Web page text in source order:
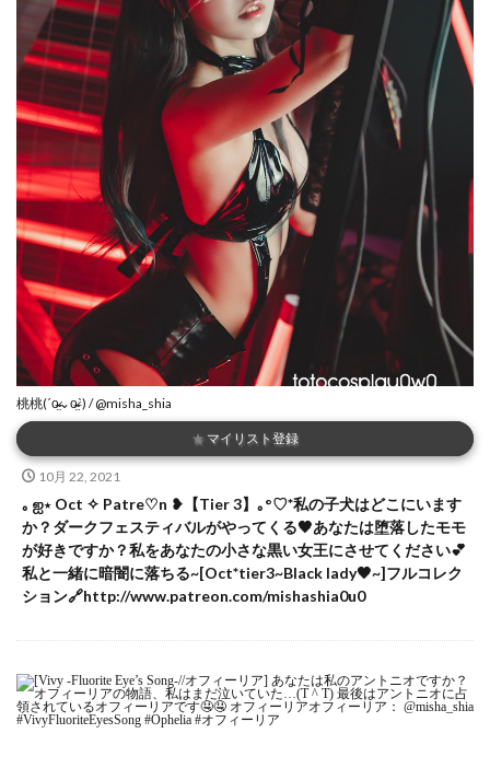
桃桃(ˊo̴̶̷̤⌄o̴̶̷̤ˋ) / @misha_shia
★ マイリスト登録
10月 22, 2021
｡ ஐ⋆ Oct ✧ Patre♡n ❥【Tier 3】｡°♡*私の子犬はどこにいます
か？ダークフェスティバルがやってくる🖤あなたは堕落したモモ
が好きですか？私をあなたの小さな黒い女王にさせてください💕
私と一緒に暗闇に落ちる~[Oct*tier3~Black lady🖤~]フルコレク
ション🔗http://www.patreon.com/mishashia0u0